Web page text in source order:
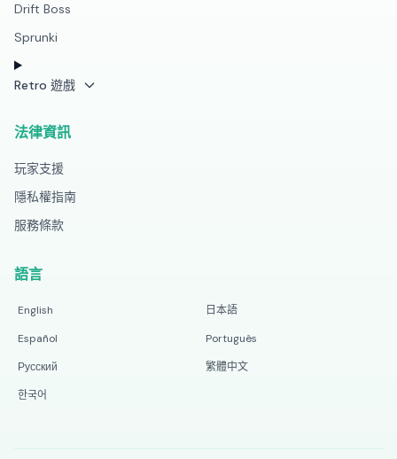
Drift Boss
Sprunki
Retro 遊戲
法律資訊
玩家支援
隱私權指南
服務條款
語言
English
日本語
Español
Português
Русский
繁體中文
한국어